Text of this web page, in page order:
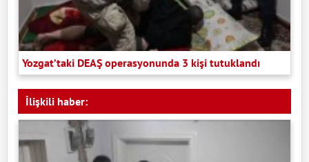
Yozgat’taki DEAŞ operasyonunda 3 kişi tutuklandı
İlişkili haber: